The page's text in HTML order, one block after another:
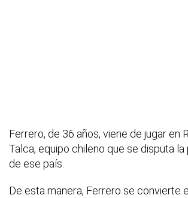
Ferrero, de 36 años, viene de jugar en
Talca, equipo chileno que se disputa la
de ese país.
De esta manera, Ferrero se convierte